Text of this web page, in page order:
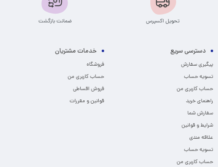
تحویل اکسپرس ضمانت بازگشت
دسترسی سریع
پیگیری سفارش
تسویه حساب
حساب کاربری من
راهنمای خرید
سفارش شما
شرایط و قوانین
علاقه مندی
تسویه حساب
حساب کاربری من
خدمات مشتریان
فروشگاه
حساب کاربری من
فروش اقساطی
قوانین و مقررات